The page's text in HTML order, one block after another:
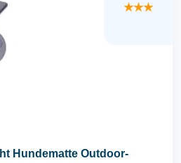
★★★
Hundematte Outdoor-